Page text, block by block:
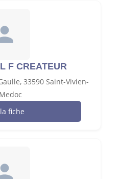
F CREATEUR
33590 Saint-Vivien-
fiche